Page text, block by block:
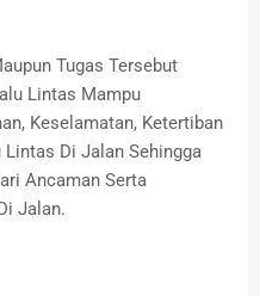
Tugas Tersebut
Lintas Mampu
Keselamatan, Ketertiban
Di Jalan Sehingga
Ancaman Serta
Jalan.